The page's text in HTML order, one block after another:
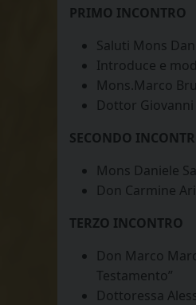
PRIMO INCONTRO
Saluti Mons
Introduce e
Mons.Marco
Dottor Giovanni
SECONDO
Mons Daniele
Don Carmine
TERZO INCONTRO
Don Marco
Testamento”
Dottoressa